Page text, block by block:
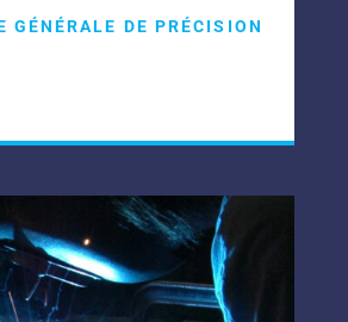
GÉNÉRALE DE PRÉCISION